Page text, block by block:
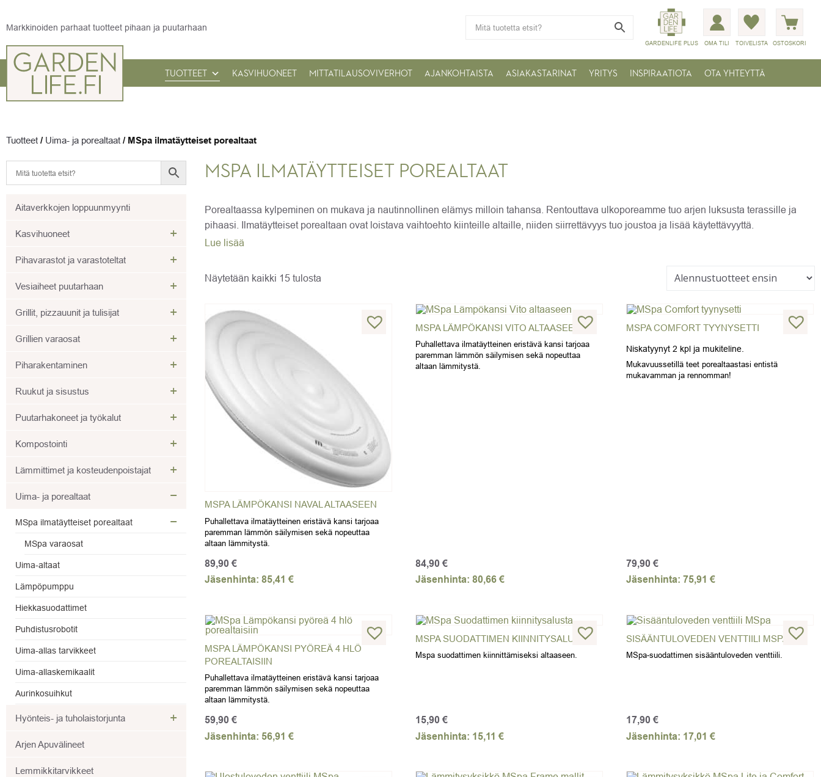
Markkinoiden parhaat tuotteet pihaan ja puutarhaan
GARDENLIFE PLUS OMA TILI TOIVELISTA OSTOSKORI
TUOTTEET KASVIHUONEET MITTATILAUSOVIVERHOT AJANKOHTAISTA ASIAKASTARINAT YRITYS INSPIRAATIOTA OTA YHTEYTTÄ
Tuotteet / Uima- ja porealtaat / MSpa ilmatäytteiset porealtaat
Aitaverkkojen loppuunmyynti
Kasvihuoneet +
Pihavarastot ja varastoteltat +
Vesiaiheet puutarhaan +
Grillit, pizzauunit ja tulisijat +
Grillien varaosat +
Piharakentaminen +
Ruukut ja sisustus +
Puutarhakoneet ja työkalut +
Kompostointi +
Lämmittimet ja kosteudenpoistajat +
Uima- ja porealtaat −
MSpa ilmatäytteiset porealtaat −
MSpa varaosat
Uima-altaat
Lämpöpumppu
Hiekkasuodattimet
Puhdistusrobotit
Uima-allas tarvikkeet
Uima-allaskemikaalit
Aurinkosuihkut
Hyönteis- ja tuholaistorjunta +
Arjen Apuvälineet
Lemmikkitarvikkeet
MSPA ILMATÄYTTEISET POREALTAAT
Porealtaassa kylpeminen on mukava ja nautinnollinen elämys milloin tahansa. Rentouttava ulkoporeamme tuo arjen luksusta terassille ja
pihaasi. Ilmatäytteiset porealtaan ovat loistava vaihtoehto kiinteille altaille, niiden siirrettävyys tuo joustoa ja lisää käytettävyyttä.
Lue lisää
Näytetään kaikki 15 tulosta
MSPA LÄMPÖKANSI NAVAL ALTAASEEN
Puhallettava ilmatäytteinen eristävä kansi tarjoaa
paremman lämmön säilymisen sekä nopeuttaa
altaan lämmitystä.
89,90 €
Jäsenhinta: 85,41 €
MSPA LÄMPÖKANSI VITO ALTAASEEN
Puhallettava ilmatäytteinen eristävä kansi tarjoaa
paremman lämmön säilymisen sekä nopeuttaa
altaan lämmitystä.
84,90€
Jäsenhinta:80,66€
MSPA COMFORT TYYNYSETTI
Niskatyynyt 2 kpl ja mukiteline.
Mukavuussetillä teet porealtaastasi entistä
mukavamman ja rennomman!
79,90€
Jäsenhinta:75,91€
MSPA LÄMPÖKANSI PYÖREÄ 4 HLÖ
POREALTAISIIN
Puhallettava ilmatäytteinen eristävä kansi tarjoaa
paremman lämmön säilymisen sekä nopeuttaa
altaan lämmitystä.
59,90 €
Jäsenhinta: 56,91 €
MSPA SUODATTIMEN KIINNITYSALUSTA
Mspa suodattimen kiinnittämiseksi altaaseen.
15,90€
Jäsenhinta: 15,11€
SISÄÄNTULOVEDEN VENTTIILI MSPA
MSpa-suodattimen sisääntuloveden venttiili.
17,90€
Jäsenhinta: 17,01€